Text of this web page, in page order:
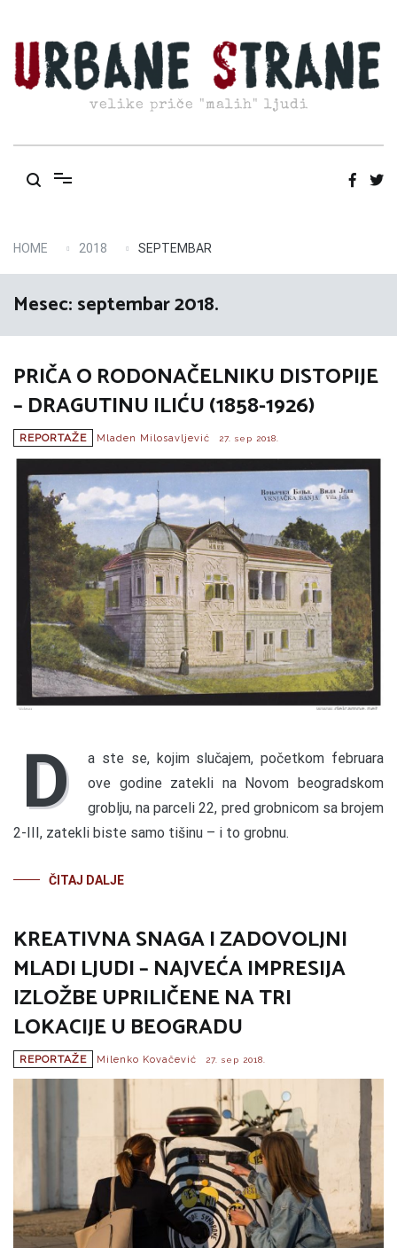
content
velike priče "malih" ljudi
HOME 2018 SEPTEMBAR
Mesec:septembar 2018.
PRIČA O RODONAČELNIKU DISTOPIJE
– DRAGUTINU ILIĆU (1858-1926)
REPORTAŽE Mladen Milosavljević 27. sep 2018.
D
a ste se, kojim slučajem, početkom februara
ove godine zatekli na Novom beogradskom
groblju, na parceli 22, pred grobnicom sa brojem
2-III, zatekli biste samo tišinu – i to grobnu.
ČITAJ DALJE
KREATIVNA SNAGA I ZADOVOLJNI
MLADI LJUDI – NAJVEĆA IMPRESIJA
IZLOŽBE UPRILIČENE NA TRI
LOKACIJE U BEOGRADU
REPORTAŽE Milenko Kovačević 27. sep 2018.